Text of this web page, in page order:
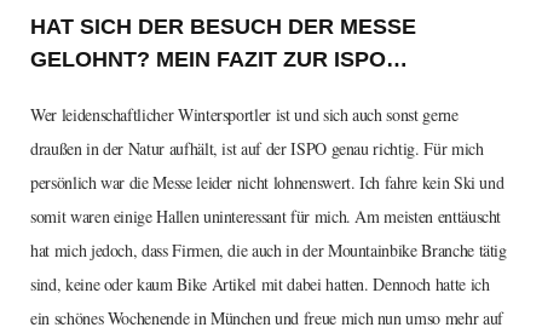
HAT SICH DER BESUCH DER MESSE
GELOHNT? MEIN FAZIT ZUR ISPO…
Wer leidenschaftlicher Wintersportler ist und sich auch sonst gerne
draußen in der Natur aufhält, ist auf der ISPO genau richtig. Für mich
persönlich war die Messe leider nicht lohnenswert. Ich fahre kein Ski und
somit waren einige Hallen uninteressant für mich. Am meisten enttäuscht
hat mich jedoch, dass Firmen, die auch in der Mountainbike Branche tätig
sind, keine oder kaum Bike Artikel mit dabei hatten. Dennoch hatte ich
ein schönes Wochenende in München und freue mich nun umso mehr auf